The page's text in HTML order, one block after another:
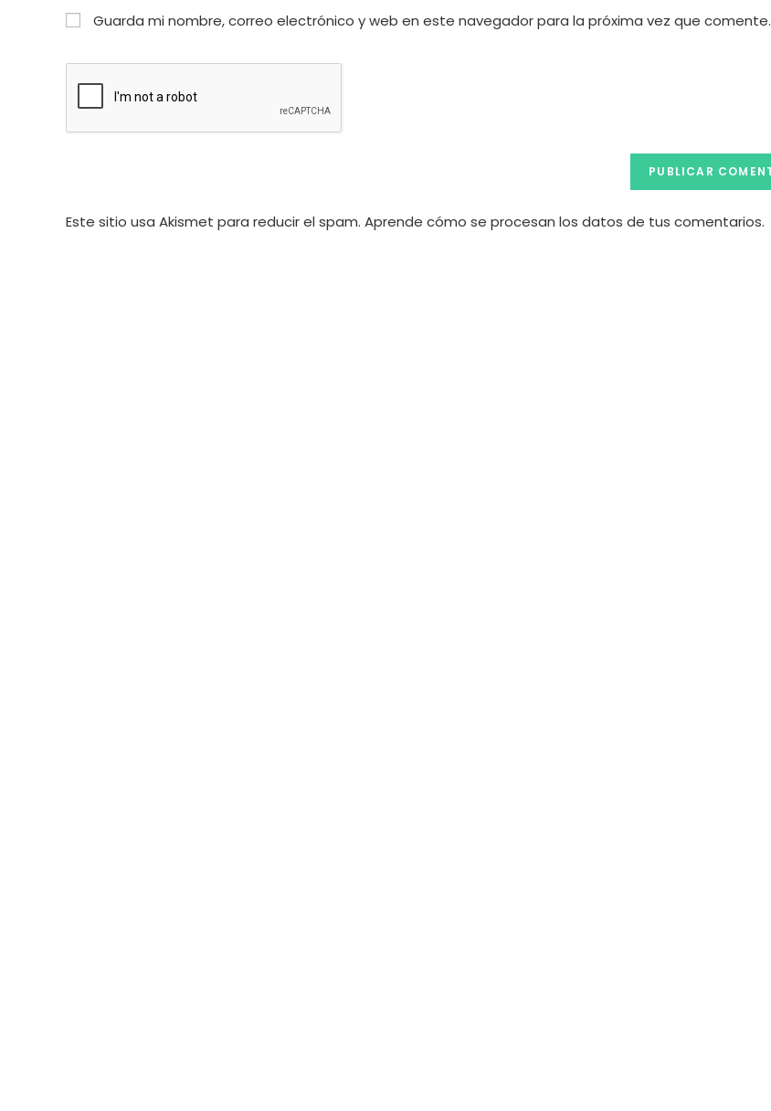
nombre
o
de
Guarda mi nombre, correo electrónico y web en este navegador para la próxima vez que comente.
Este sitio usa Akismet para reducir el spam. Aprende cómo se procesan los datos de tus comentarios.